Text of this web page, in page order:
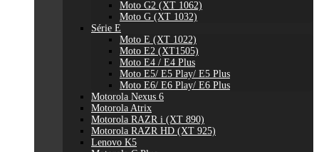
Moto G2 (XT 1062)
Moto G (XT 1032)
Série E
Moto E (XT 1022)
Moto E2 (XT1505)
Moto E4 / E4 Plus
Moto E5/ E5 Play/ E5 Plus
Moto E6/ E6 Play/ E6 Plus
Motorola Nexus 6
Motorola Atrix
Motorola RAZR i (XT 890)
Motorola RAZR HD (XT 925)
Lenovo K5